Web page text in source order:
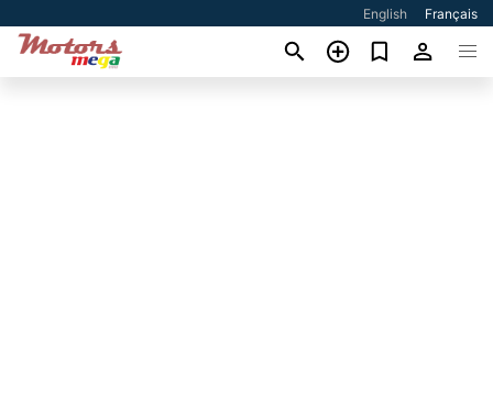
English Français